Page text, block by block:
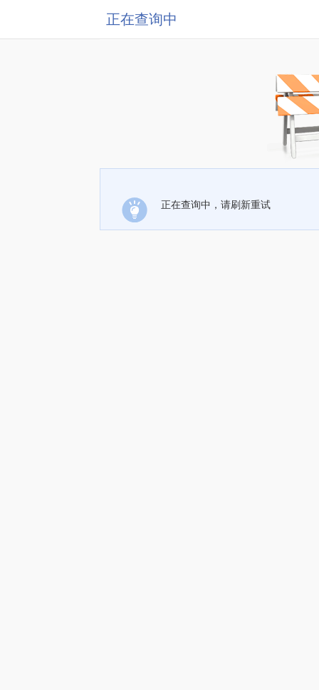
正在查询中
正在查询中，请刷新重试